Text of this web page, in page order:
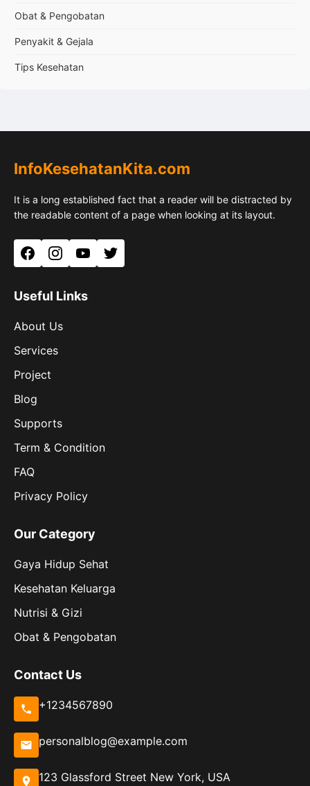
Obat & Pengobatan
Penyakit & Gejala
Tips Kesehatan
InfoKesehatanKita.com
It is a long established fact that a reader will be distracted by
the readable content of a page when looking at its layout.
FacebookInstagramYouTubeTwitter
Useful Links
About Us
Services
Project
Blog
Supports
Term & Condition
FAQ
Privacy Policy
Our Category
Gaya Hidup Sehat
Kesehatan Keluarga
Nutrisi & Gizi
Obat & Pengobatan
Contact Us
+1234567890
personalblog@example.com
123 Glassford Street New York, USA